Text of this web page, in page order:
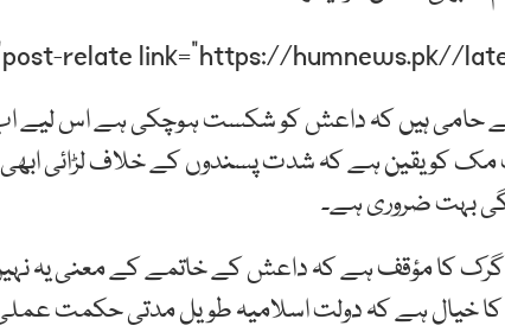
حامی ہیں کہ داعش کو شکست ہوچکی ہے اس لیے
مک کو یقین ہے کہ شدت پسندوں کے خلاف لڑائی
بہت ضروری ہے۔
کا مؤقف ہے کہ داعش کے خاتمے کے معنی یہ
کا خیال ہے کہ دولت اسلامیہ طویل مدتی حکمت